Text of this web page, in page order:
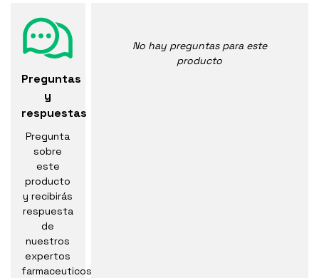
Preguntas
y
respuestas
Pregunta
sobre
este
producto
y recibirás
respuesta
de
nuestros
expertos
farmaceuticos
No hay preguntas para este
producto